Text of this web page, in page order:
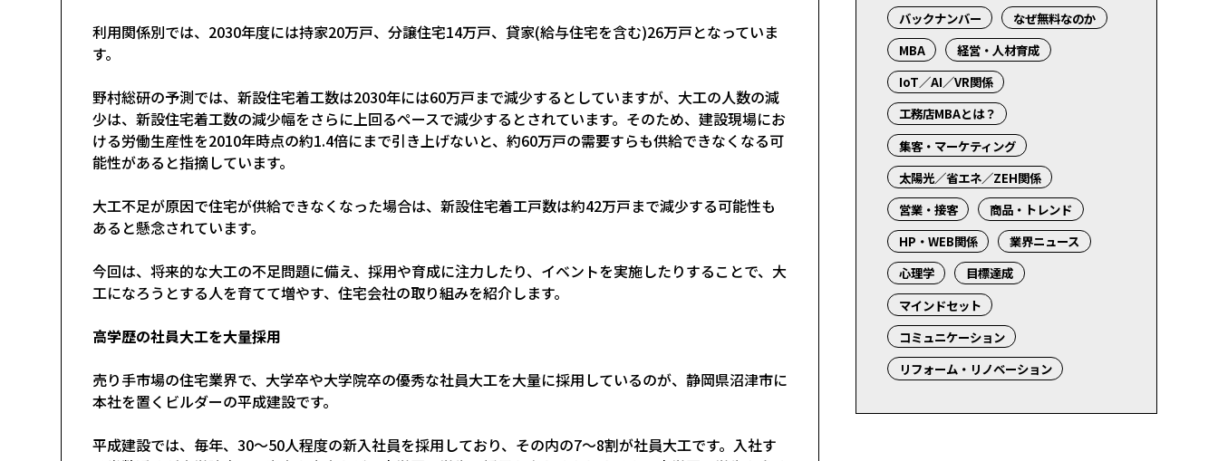
利用関係別では、2030年度には持家20万戸、分譲住宅14万戸、貸家(給与住宅を含む)26万戸となっていま
す。
野村総研の予測では、新設住宅着工数は2030年には60万戸まで減少するとしていますが、大工の人数の減
少は、新設住宅着工数の減少幅をさらに上回るペースで減少するとされています。そのため、建設現場にお
ける労働生産性を2010年時点の約1.4倍にまで引き上げないと、約60万戸の需要すらも供給できなくなる可
能性があると指摘しています。
大工不足が原因で住宅が供給できなくなった場合は、新設住宅着工戸数は約42万戸まで減少する可能性も
あると懸念されています。
今回は、将来的な大工の不足問題に備え、採用や育成に注力したり、イベントを実施したりすることで、大
工になろうとする人を育てて増やす、住宅会社の取り組みを紹介します。
高学歴の社員大工を大量採用
売り手市場の住宅業界で、大学卒や大学院卒の優秀な社員大工を大量に採用しているのが、静岡県沼津市に
本社を置くビルダーの平成建設です。
平成建設では、毎年、30～50人程度の新入社員を採用しており、その内の7～8割が社員大工です。入社す
バックナンバー
なぜ無料なのか
MBA
経営・人材育成
IoT／AI／VR関係
工務店MBAとは？
集客・マーケティング
太陽光／省エネ／ZEH関係
営業・接客
商品・トレンド
HP・WEB関係
業界ニュース
心理学
目標達成
マインドセット
コミュニケーション
リフォーム・リノベーション